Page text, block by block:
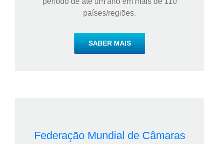
países/regiões.
SABER MAIS
Federação Mundial de Câmaras